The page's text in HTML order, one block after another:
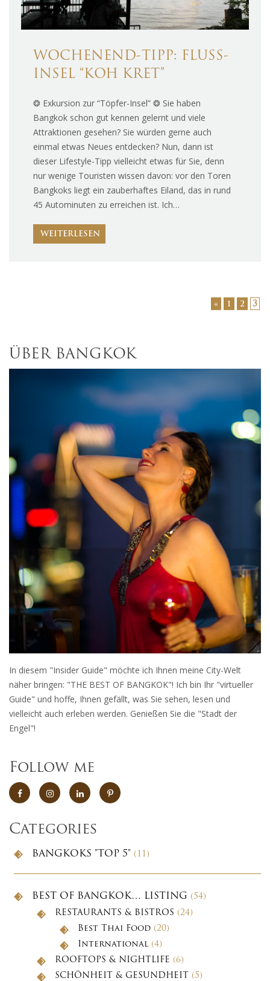
WOCHENEND-TIPP: FLUSS-
INSEL “KOH KRET”
❂ Exkursion zur “Töpfer-Insel” ❂ Sie haben
Bangkok schon gut kennen gelernt und viele
Attraktionen gesehen? Sie würden gerne auch
einmal etwas Neues entdecken? Nun, dann ist
dieser Lifestyle-Tipp vielleicht etwas für Sie, denn
nur wenige Touristen wissen davon: vor den Toren
Bangkoks liegt ein zauberhaftes Eiland, das in rund
45 Autominuten zu erreichen ist. Ich…
WEITERLESEN
« 1 2 3
ÜBER BANGKOK
In diesem "Insider Guide" möchte ich Ihnen meine City-Welt
näher bringen: "THE BEST OF BANGKOK"! Ich bin Ihr "virtueller
Guide" und hoffe, Ihnen gefällt, was Sie sehen, lesen und
vielleicht auch erleben werden. Genießen Sie die "Stadt der
Engel"!
Follow me
Categories
BANGKOKS "TOP 5" (11)
BEST OF BANGKOK… LISTING (54)
RESTAURANTS & BISTROS (24)
Best Thai Food (20)
International (4)
ROOFTOPS & NIGHTLIFE (6)
SCHÖNHEIT & GESUNDHEIT (5)